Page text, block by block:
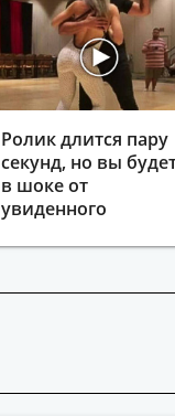
Ролик длится пару
секунд, но вы
в шоке от
увиденного